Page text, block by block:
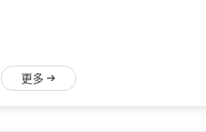
更多